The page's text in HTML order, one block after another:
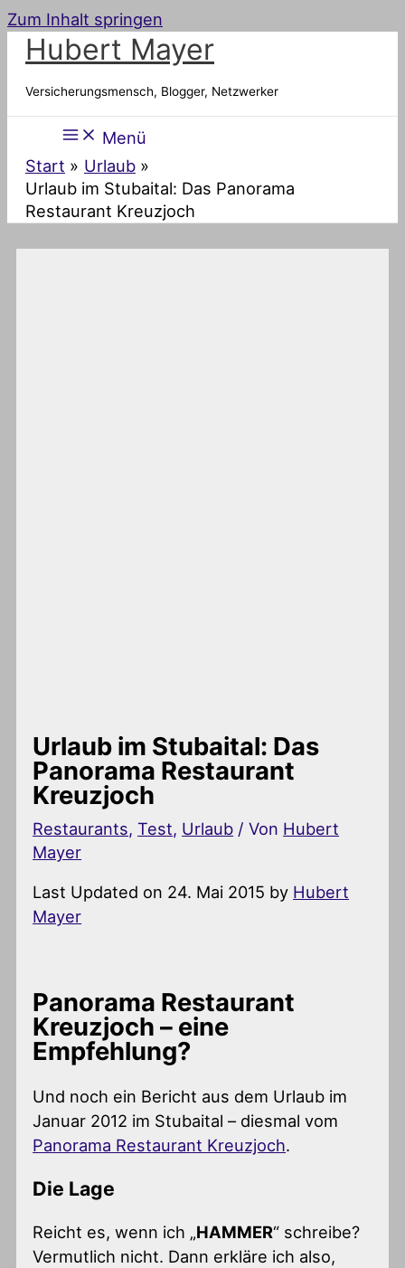
Zum Inhalt springen
Hubert Mayer
Versicherungsmensch, Blogger, Netzwerker
Menü
Start
Urlaub
Urlaub im Stubaital: Das Panorama
Restaurant Kreuzjoch
Urlaub im Stubaital: Das
Panorama Restaurant
Kreuzjoch
Restaurants,Test, Urlaub / Von Hubert
Mayer
Last Updated on 24. Mai 2015 by Hubert
Mayer
Panorama Restaurant
Kreuzjoch – eine
Empfehlung?
Und noch ein Bericht aus dem Urlaub im
Januar 2012 im Stubaital – diesmal vom
Panorama Restaurant Kreuzjoch.
Die Lage
Reicht es, wenn ich „HAMMER“ schreibe?
Vermutlich nicht. Dann erkläre ich also,